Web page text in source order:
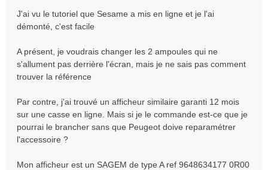
J'ai vu le tutoriel que Sesame a mis en ligne et je l'ai
démonté, c'est facile
A présent, je voudrais changer les 2 ampoules qui ne
s'allument pas derrière l'écran, mais je ne sais pas comment
trouver la référence
Par contre, j'ai trouvé un afficheur similaire garanti 12 mois
sur une casse en ligne. Mais si je le commande est-ce que je
pourrai le brancher sans que Peugeot doive reparamétrer
l'accessoire ?
Mon afficheur est un SAGEM de type A ref 9648634177 0R00